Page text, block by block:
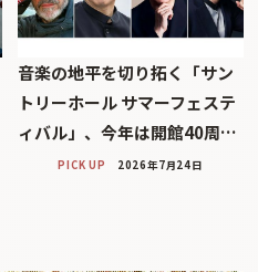
音楽の地平を切り拓く「サン
トリーホール サマーフェステ
ィバル」、今年は開館40周…
PICK UP 2026年7月24日